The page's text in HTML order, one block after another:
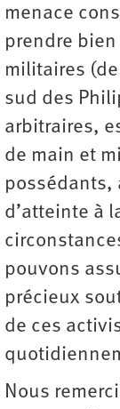
menace
prendre
militaires
sud des
arbitraires,
de main et
possédants,
d’atteinte à
pouvons
précieux
de ces
Nous